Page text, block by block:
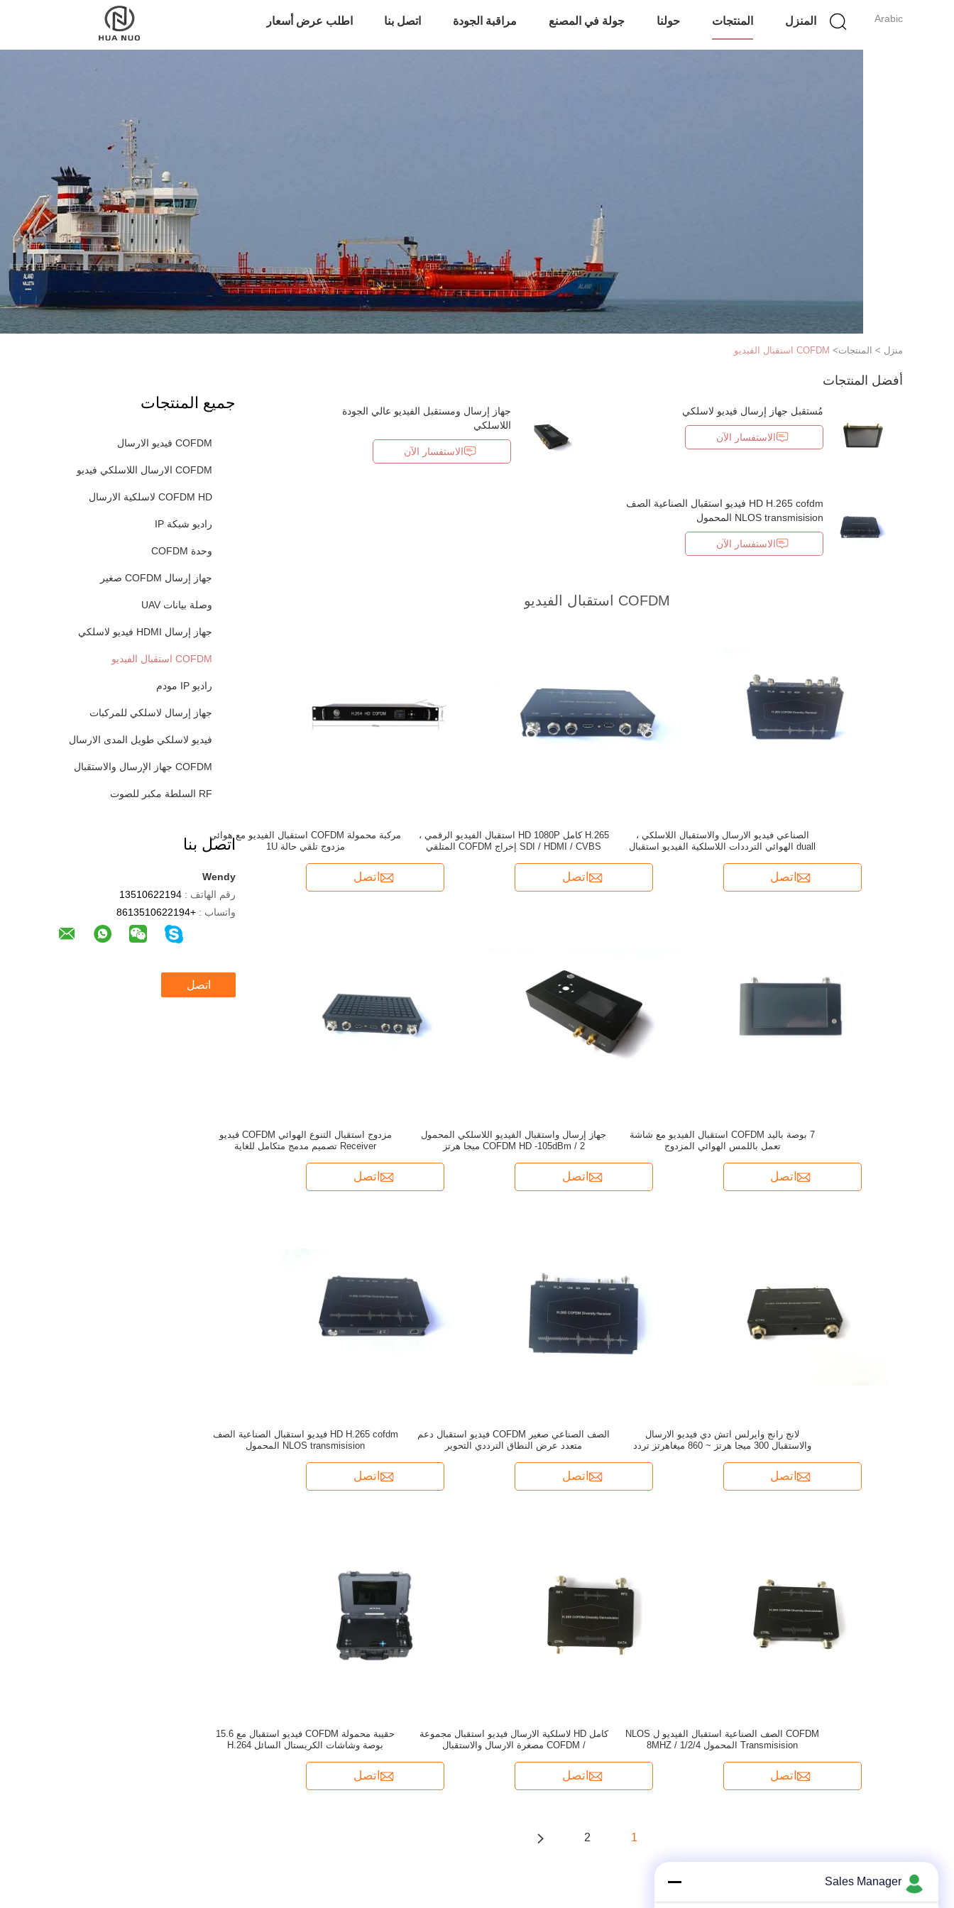
Arabic المنزل المنتجات حولنا جولة في المصنع مراقبة الجودة اتصل بنا اطلب عرض أسعار
منزل > المنتجات> COFDM استقبال الفيديو
جميع المنتجات
COFDM فيديو الارسال
COFDM الارسال اللاسلكي فيديو
COFDM HD لاسلكية الارسال
راديو شبكة IP
وحدة COFDM
جهاز إرسال COFDM صغير
وصلة بيانات UAV
جهاز إرسال HDMI فيديو لاسلكي
COFDM استقبال الفيديو
راديو IP مودم
جهاز إرسال لاسلكي للمركبات
فيديو لاسلكي طويل المدى الارسال
COFDM جهاز الإرسال والاستقبال
RF السلطة مكبر للصوت
اتصل بنا
Wendy
رقم الهاتف :
واتساب : +8613510622194
اتصل
أفضل المنتجات
مُستقبل جهاز إرسال فيديو لاسلكي
الاستفسار الآن
جهاز إرسال ومستقبل الفيديو عالي الجودة
اللاسلكي
الاستفسار الآن
HD H.265 cofdm فيديو استقبال الصناعية الصف
NLOS transmisision المحمول
الاستفسار الآن
COFDM استقبال الفيديو
مركبة محمولة COFDM استقبال الفيديو مع هوائي
مزدوج تلقي حالة 1U
اتصل
H.265 كامل HD 1080P استقبال الفيديو الرقمي ،
SDI / HDMI / CVBS إخراج COFDM المتلقي
اتصل
الصناعي فيديو الارسال والاستقبال اللاسلكي ،
duall الهوائي الترددات اللاسلكية الفيديو استقبال
اتصل
مزدوج استقبال التنوع الهوائي COFDM فيديو
Receiver تصميم مدمج متكامل للغاية
اتصل
جهاز إرسال واستقبال الفيديو اللاسلكي المحمول
COFDM HD -105dBm / 2 ميجا هرتز
اتصل
7 بوصة باليد COFDM استقبال الفيديو مع شاشة
تعمل باللمس الهوائي المزدوج
اتصل
HD H.265 cofdm فيديو استقبال الصناعية الصف
NLOS transmisision المحمول
اتصل
الصف الصناعي صغير COFDM فيديو استقبال دعم
متعدد عرض النطاق الترددي التحوير
اتصل
لانج رانج وايرلس اتش دي فيديو الارسال
والاستقبال 300 ميجا هرتز ~ 860 ميغاهرتز تردد
اتصل
حقيبة محمولة COFDM فيديو استقبال مع 15.6
بوصة وشاشات الكريستال السائل H.264
اتصل
كامل HD لاسلكية الارسال فيديو استقبال مجموعة
/ COFDM مصغرة الارسال والاستقبال
اتصل
COFDM الصف الصناعية استقبال الفيديو ل NLOS
Transmisision المحمول 1/2/4 / 8MHZ
اتصل
1
2
Sales Manager